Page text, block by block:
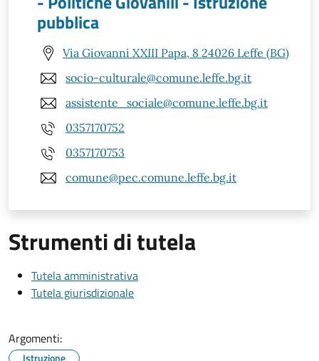
pubblica
Via Giovanni XXIII Papa, 8 24026 Leffe (BG)
socio-culturale@comune.leffe.bg.it
assistente_sociale@comune.leffe.bg.it
0357170752
0357170753
comune@pec.comune.leffe.bg.it
Strumenti di tutela
Tutela amministrativa
Tutela giurisdizionale
Argomenti:
Istruzione